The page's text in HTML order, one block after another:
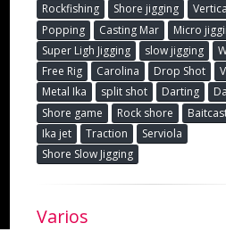
Rockfishing
Shore jigging
Popping
Casting Mar
Micro
Super Ligh Jigging
slow jigging
Free Rig
Carolina Drop Shot
Metal Ika
split shot Darting
Shore game
Rock shore
Ika jet
Traction
Serviola
Shore Slow Jigging
Varios